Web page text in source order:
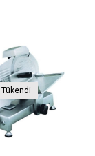
Tükendi